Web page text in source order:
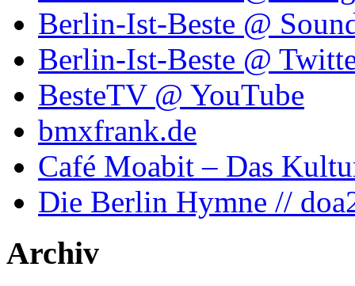
Berlin-Ist-Beste @
Berlin-Ist-Beste @
BesteTV @ YouTube
bmxfrank.de
Café Moabit – Das
Die Berlin Hymne //
Archiv